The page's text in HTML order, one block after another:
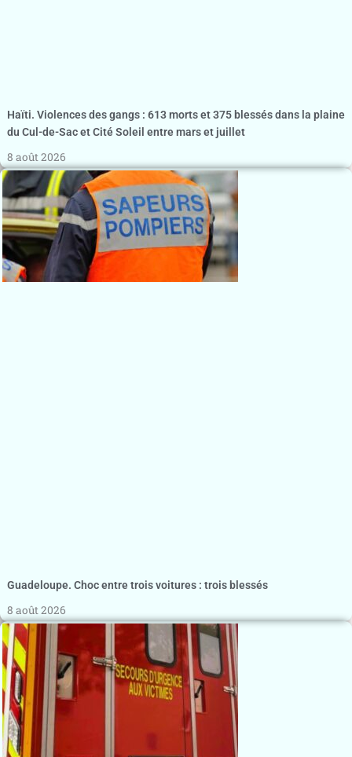
Haïti. Violences des gangs : 613 morts et 375 blessés dans la plaine
du Cul-de-Sac et Cité Soleil entre mars et juillet
8 août 2026
Guadeloupe. Choc entre trois voitures : trois blessés
8 août 2026